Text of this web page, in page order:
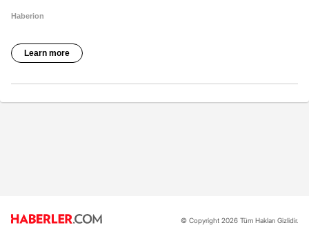
© Copyright 2026 Tüm Hakları Gizlidir.